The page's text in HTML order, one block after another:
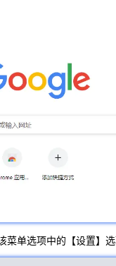
单选项中的【设置】